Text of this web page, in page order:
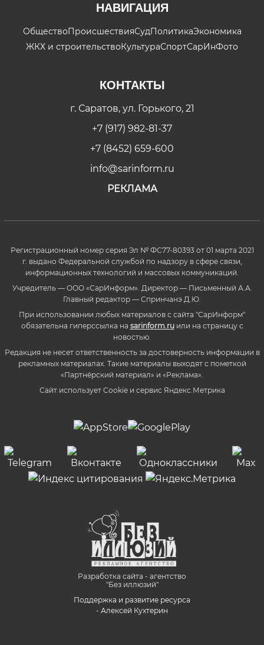
НАВИГАЦИЯ
ОбществоПроисшествияСудПолитикаЭкономика
ЖКХ и строительствоКультураСпортСарИнФото
КОНТАКТЫ
г. Саратов, ул. Горького, 21
+7 (917) 982-81-37
+7 (8452) 659-600
info@sarinform.ru
РЕКЛАМА
Регистрационный номер серия Эл № ФС77-80393 от 01 марта 2021
г. выдано Федеральной службой по надзору в сфере связи,
информационных технологий и массовых коммуникаций.
Учредитель — ООО «СарИнформ». Директор — Письменный А.А.
Главный редактор — Спринчанэ Д.Ю.
При использовании любых материалов с сайта "СарИнформ"
обязательна гиперссылка на sarinform.ruили на страницу с
новостью.
Редакция не несет ответственность за достоверность информации в
рекламных материалах. Такие материалы выходят с пометкой
«Партнёрский материал» и «Реклама».
Сайт использует Cookie и сервиc Яндекс.Метрика
Разработка сайта - агентство
"Без иллюзий"
Поддержка и развитие ресурса
- Алексей Кухтерин